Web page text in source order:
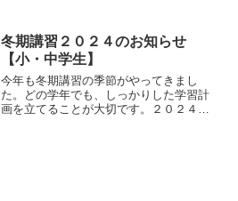
かわらず、皆さん本当に元気よく教室に
通ってくれています。こち...
冬期講習２０２４のお知らせ
【小・中学生】
今年も冬期講習の季節がやってきまし
た。どの学年でも、しっかりした学習計
画を立てることが大切です。２０２４年